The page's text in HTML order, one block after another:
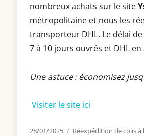
nombreux achats sur le site
métropolitaine et nous les
transporteur DHL. Le délai
7 à 10 jours ouvrés et DHL
Une astuce : économisez
Visiter le site ici
Publié
28/01/2025 Catégories
Réexpédition de colis